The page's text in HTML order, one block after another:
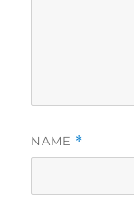
NAME *